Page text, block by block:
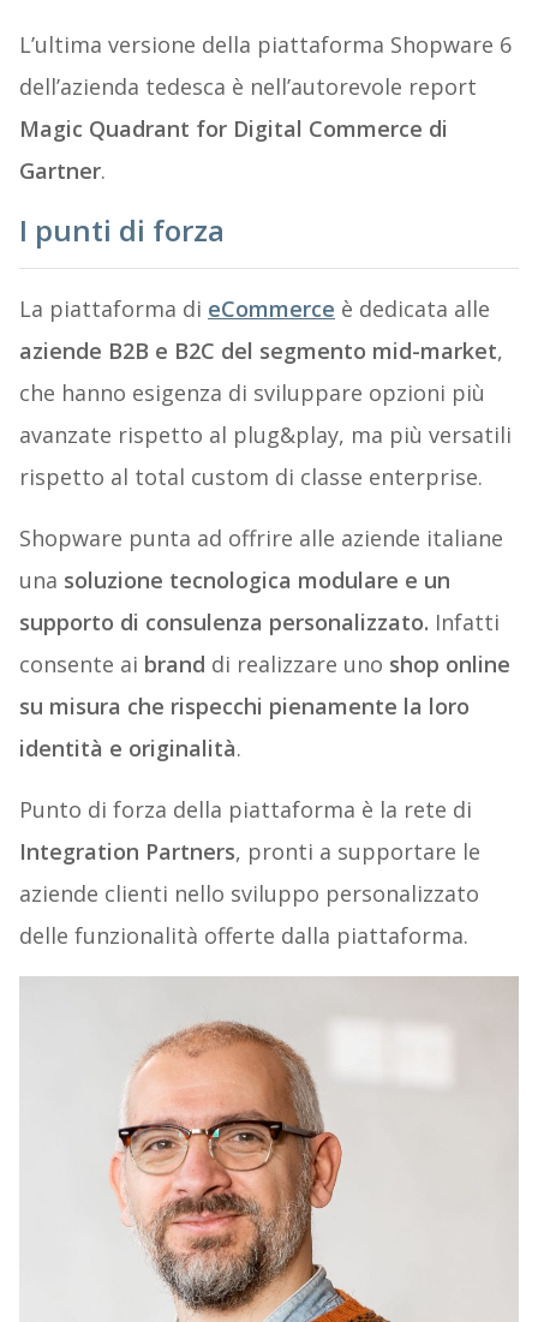
L’ultima versione della piattaforma Shopware 6
dell’azienda tedesca è nell’autorevole report
Magic Quadrant for Digital Commerce di
Gartner.
I punti di forza
La piattaforma di eCommerce è dedicata alle
aziende B2B e B2C del segmento mid-market,
che hanno esigenza di sviluppare opzioni più
avanzate rispetto al plug&play, ma più versatili
rispetto al total custom di classe enterprise.
Shopware punta ad offrire alle aziende italiane
una soluzione tecnologica modulare e un
supporto di consulenza personalizzato. Infatti
consente ai brand di realizzare uno shop online
su misura che rispecchi pienamente la loro
identità e originalità.
Punto di forza della piattaforma è la rete di
Integration Partners, pronti a supportare le
aziende clienti nello sviluppo personalizzato
delle funzionalità offerte dalla piattaforma.